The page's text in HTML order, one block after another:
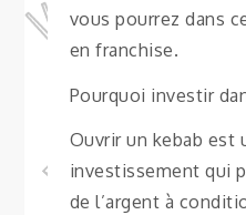
vous pourrez dans
en franchise.
Pourquoi investir
Ouvrir un kebab est
investissement qui
de l’argent à